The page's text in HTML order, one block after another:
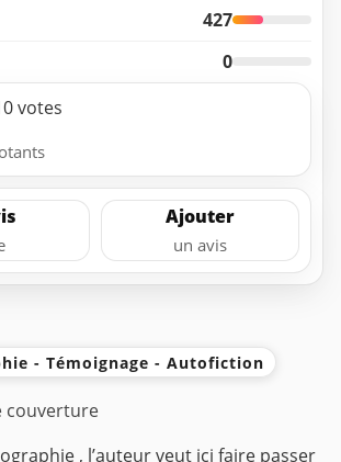
427
0
votes
Ajouter
un avis
- Témoignage - Autofiction
couverture
, l’auteur veut ici faire passer